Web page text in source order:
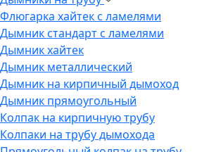
Флюгарка хайтек с ламелями
Дымник стандарт с ламелями
Дымник хайтек
Дымник металлический
Дымник на кирпичный дымоход
Дымник прямоугольный
Колпак на кирпичную трубу
Колпаки на трубу дымохода